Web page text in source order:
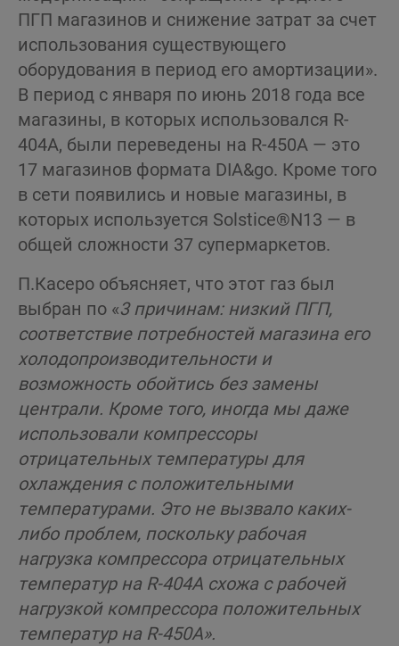
ПГП магазинов и снижение затрат за счет
использования существующего
оборудования в период его амортизации».
В период с января по июнь 2018 года все
магазины, в которых использовался R-
404A, были переведены на R-450A — это
17 магазинов формата DIA&go. Кроме того
в сети появились и новые магазины, в
которых используется Solstice®N13 — в
общей сложности 37 супермаркетов.
П.Касеро объясняет, что этот газ был
выбран по «3 причинам: низкий ПГП,
соответствие потребностей магазина его
холодопроизводительности и
возможность обойтись без замены
централи. Кроме того, иногда мы даже
использовали компрессоры
отрицательных температуры для
охлаждения с положительными
температурами. Это не вызвало каких-
либо проблем, поскольку рабочая
нагрузка компрессора отрицательных
температур на R-404A схожа с рабочей
нагрузкой компрессора положительных
температур на R-450A».